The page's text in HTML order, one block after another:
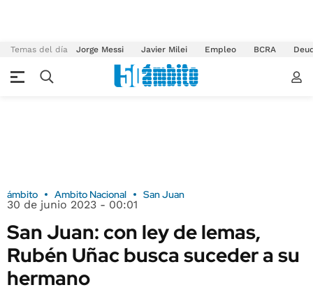
Temas del día Jorge Messi Javier Milei Empleo BCRA
ámbito Ambito Nacional San Juan
30 de junio 2023 - 00:01
San Juan: con ley de lemas,
Rubén Uñac busca suceder a su
hermano